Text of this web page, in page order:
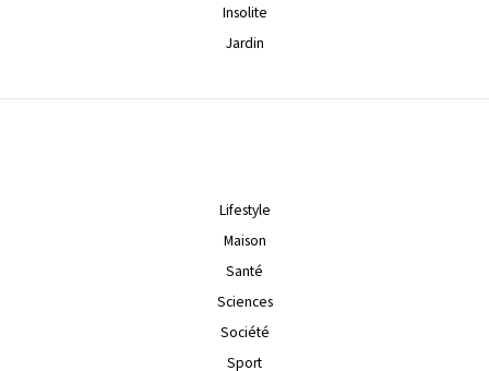
Insolite
Jardin
Lifestyle
Maison
Santé
Sciences
Société
Sport